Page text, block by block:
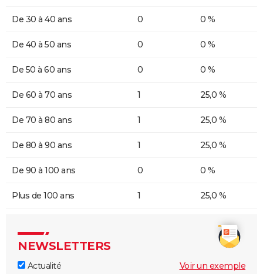
De 30 à 40 ans 0 0 %
De 40 à 50 ans 0 0 %
De 50 à 60 ans 0 0 %
De 60 à 70 ans 1 25,0 %
De 70 à 80 ans 1 25,0 %
De 80 à 90 ans 1 25,0 %
De 90 à 100 ans 0 0 %
Plus de 100 ans 1 25,0 %
NEWSLETTERS
Actualité
Voir un exemple